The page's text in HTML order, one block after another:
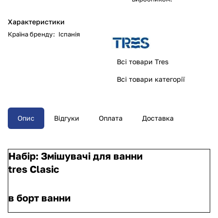
Характеристики
Країна бренду: Іспанія
Всі товари Tres
Всі товари категорії
Опис Відгуки Оплата Доставка
Набір: Змішувачі для ванни
tres Clasic
в борт ванни